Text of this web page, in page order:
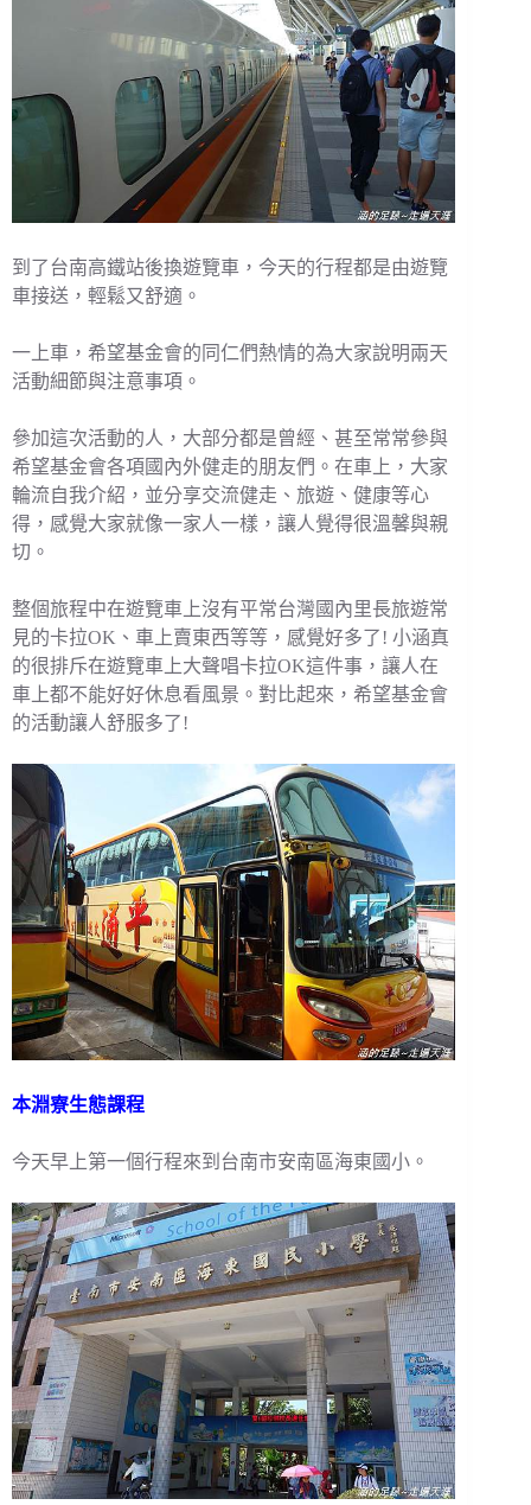
到了台南高鐵站後換遊覽車，今天的行程都是由遊覽
車接送，輕鬆又舒適。
一上車，希望基金會的同仁們熱情的為大家說明兩天
活動細節與注意事項。
參加這次活動的人，大部分都是曾經、甚至常常參與
希望基金會各項國內外健走的朋友們。在車上，大家
輪流自我介紹，並分享交流健走、旅遊、健康等心
得，感覺大家就像一家人一樣，讓人覺得很溫馨與親
切。
整個旅程中在遊覽車上沒有平常台灣國內里長旅遊常
見的卡拉OK、車上賣東西等等，感覺好多了! 小涵真
的很排斥在遊覽車上大聲唱卡拉OK這件事，讓人在
車上都不能好好休息看風景。對比起來，希望基金會
的活動讓人舒服多了!
本淵寮生態課程
今天早上第一個行程來到台南市安南區海東國小。